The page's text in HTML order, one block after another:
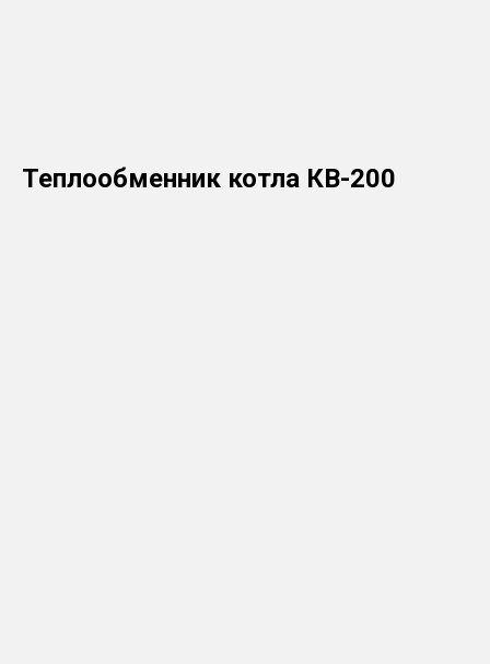
Теплообменник котла КВ-200